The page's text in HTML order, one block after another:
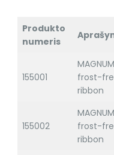
Produkto
numeris
155001
frost-
ribbon
155002
frost-
ribbon